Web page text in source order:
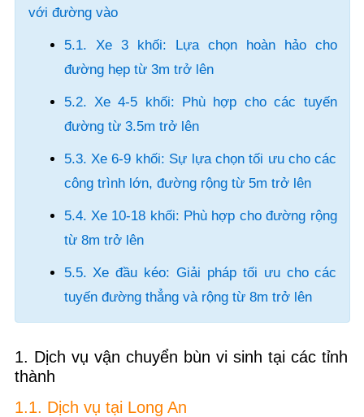
với đường vào
5.1. Xe 3 khối: Lựa chọn hoàn hảo cho
đường hẹp từ 3m trở lên
5.2. Xe 4-5 khối: Phù hợp cho các tuyến
đường từ 3.5m trở lên
5.3. Xe 6-9 khối: Sự lựa chọn tối ưu cho các
công trình lớn, đường rộng từ 5m trở lên
5.4. Xe 10-18 khối: Phù hợp cho đường rộng
từ 8m trở lên
5.5. Xe đầu kéo: Giải pháp tối ưu cho các
tuyến đường thẳng và rộng từ 8m trở lên
1. Dịch vụ vận chuyển bùn vi sinh tại các tỉnh
thành
1.1. Dịch vụ tại Long An